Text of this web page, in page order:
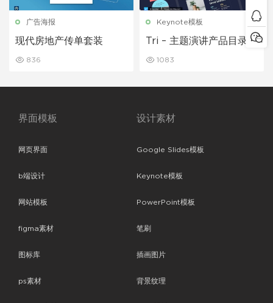
广告海报
现代房地产传单套装
836
Keynote模板
Tri – 主题演讲产品目录
1083
界面模板
网页界面
b端设计
网站模板
figma素材
图标库
ps素材
设计素材
Google Slides模板
Keynote模板
PowerPoint模板
笔刷
插画图片
背景纹理